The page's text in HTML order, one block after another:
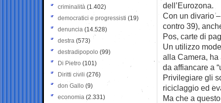
dell’Eurozona.
Con un divario
contro 39),
Pos, carte di
Un utilizzo
alla Camera, ha
da affiancare a
Privilegiare gli
riciclaggio ed
Ma che a
criminalità (1.402)
democratici e progressisti (19)
denuncia (14.528)
destra (573)
destradipopolo (99)
Di Pietro (101)
Diritti civili (276)
don Gallo (9)
economia (2.331)